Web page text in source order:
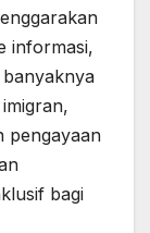
informasi,
pengayaan
bagi